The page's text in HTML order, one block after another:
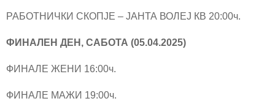
РАБОТНИЧКИ СКОПЈЕ – ЈАНТА ВОЛЕЈ КВ 20:00ч.
ФИНАЛЕН ДЕН, САБОТА (05.04.2025)
ФИНАЛЕ ЖЕНИ 16:00ч.
ФИНАЛЕ МАЖИ 19:00ч.